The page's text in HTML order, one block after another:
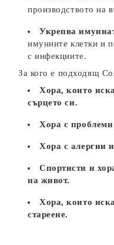
производството на
Укрепва
имунните клетки и
с инфекциите.
За кого е подходящ
Хора, които
сърцето си.
Хора с
Хора с алергии
Спортисти и
на живот.
Хора, които
стареене.